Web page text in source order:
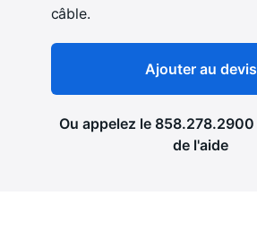
câble.
Ajouter au devis
Ou appelez le 858.278.2900
de l'aide